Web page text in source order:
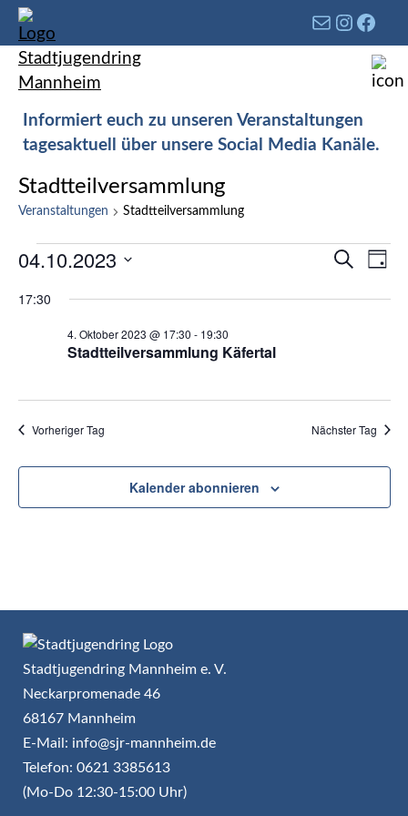
Informiert euch zu unseren Veranstaltungen
tagesaktuell über unsere Social Media Kanäle.
Stadtteilversammlung
Veranstaltungen Stadtteilversammlung
und
Suche
Tag
04.10.2023
wählen.
17:30
Stadtteilversammlung Käfertal
4. Oktober 2023 @ 17:30 - 19:30
Vorheriger Tag Nächster Tag
Kalender abonnieren
Stadtjugendring Mannheim e. V.
Neckarpromenade 46
68167 Mannheim
E-Mail: info@sjr-mannheim.de
Telefon: 0621 3385613
(Mo-Do 12:30-15:00 Uhr)